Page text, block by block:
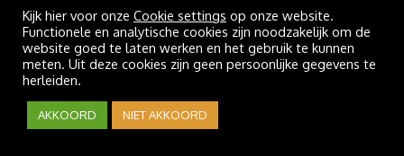
Kijk hier voor onze Cookie settings op onze website.
Functionele en analytische cookies zijn noodzakelijk om de
website goed te laten werken en het gebruik te kunnen
meten. Uit deze cookies zijn geen persoonlijke gegevens te
herleiden.
AKKOORD NIET AKKOORD